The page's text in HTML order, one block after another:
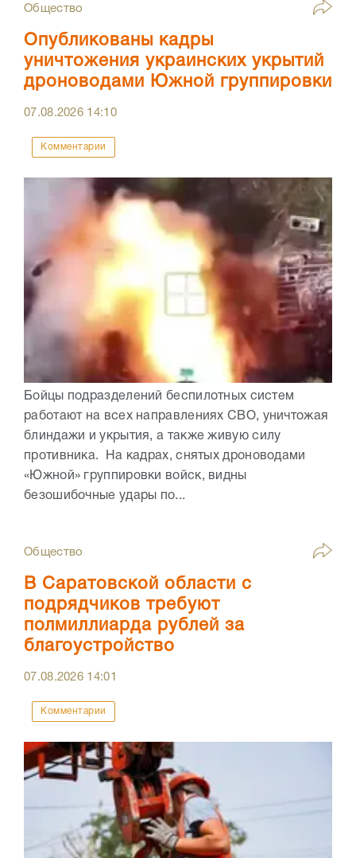
Общество
Опубликованы кадры
уничтожения украинских укрытий
дроноводами Южной группировки
07.08.2026 14:10
Комментарии
Бойцы подразделений беспилотных систем
работают на всех направлениях СВО, уничтожая
блиндажи и укрытия, а также живую силу
противника. На кадрах, снятых дроноводами
«Южной» группировки войск, видны
безошибочные удары по...
Общество
В Саратовской области с
подрядчиков требуют
полмиллиарда рублей за
благоустройство
07.08.2026 14:01
Комментарии